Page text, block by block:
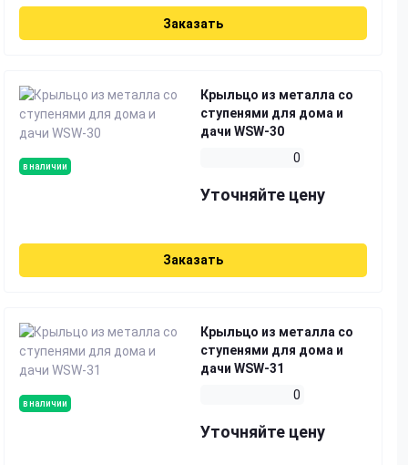
Заказать
в наличии
Крыльцо из металла со
ступенями для дома и
дачи WSW-30
0
Уточняйте цену
Заказать
в наличии
Крыльцо из металла со
ступенями для дома и
дачи WSW-31
0
Уточняйте цену